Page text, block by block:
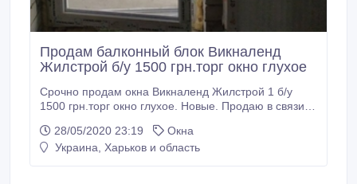
Продам балконный блок Викналенд
Жилстрой б/у 1500 грн.торг окно глухое
Срочно продам окна Викналенд Жилстрой 1 б/у
1500 грн.торг окно глухое. Новые. Продаю в связи с
были. Размеры есть на ФОТО. Харьков - метро
Индустриальное. САМОВЫВОЗ ТОРГ - все вопросы
28/05/2020 23:19
Окна
Украина, Харьков и область